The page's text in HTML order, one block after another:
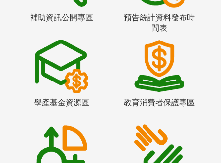
補助資訊公開專區
預告統計資料發布時
間表
學產基金資源區 教育消費者保護專區